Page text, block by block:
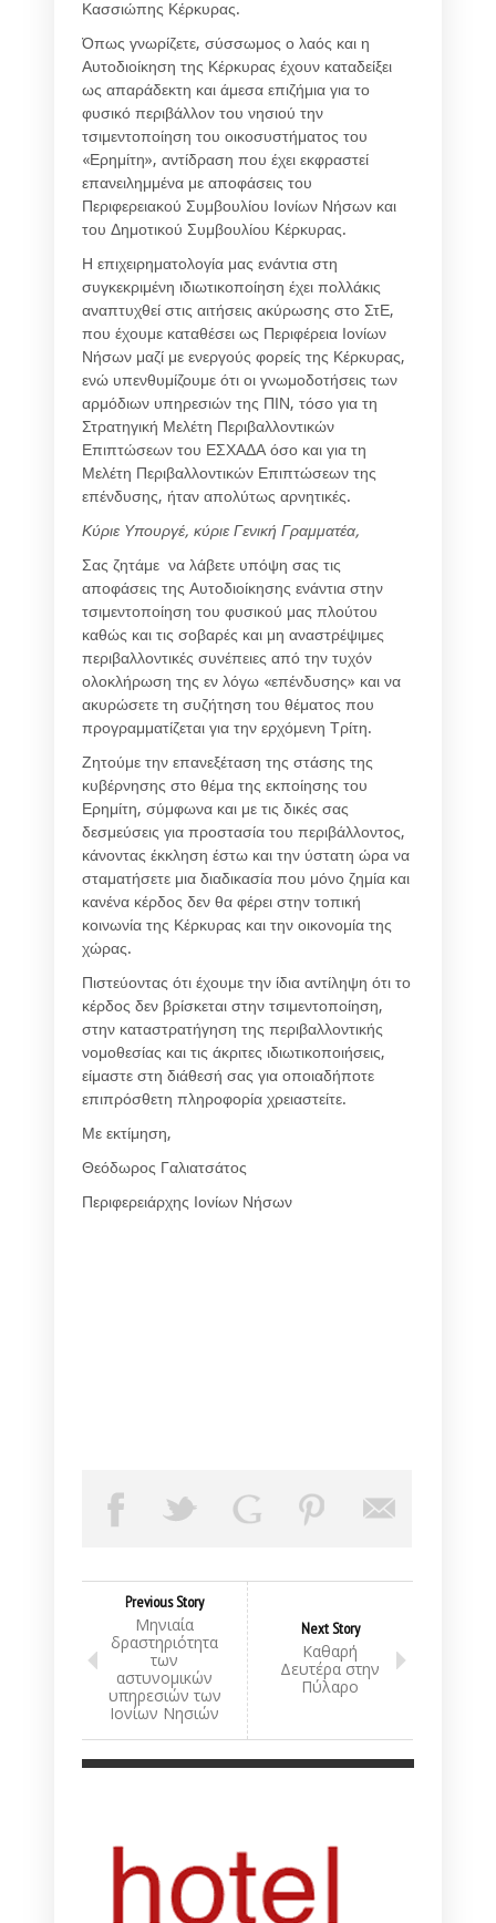
Κασσιώπης Κέρκυρας.
Όπως γνωρίζετε, σύσσωμος ο λαός και η
Αυτοδιοίκηση της Κέρκυρας έχουν καταδείξει
ως απαράδεκτη και άμεσα επιζήμια για το
φυσικό περιβάλλον του νησιού την
τσιμεντοποίηση του οικοσυστήματος του
«Ερημίτη», αντίδραση που έχει εκφραστεί
επανειλημμένα με αποφάσεις του
Περιφερειακού Συμβουλίου Ιονίων Νήσων και
του Δημοτικού Συμβουλίου Κέρκυρας.
Η επιχειρηματολογία μας ενάντια στη
συγκεκριμένη ιδιωτικοποίηση έχει πολλάκις
αναπτυχθεί στις αιτήσεις ακύρωσης στο ΣτΕ,
που έχουμε καταθέσει ως Περιφέρεια Ιονίων
Νήσων μαζί με ενεργούς φορείς της Κέρκυρας,
ενώ υπενθυμίζουμε ότι οι γνωμοδοτήσεις των
αρμόδιων υπηρεσιών της ΠΙΝ, τόσο για τη
Στρατηγική Μελέτη Περιβαλλοντικών
Επιπτώσεων του ΕΣΧΑΔΑ όσο και για τη
Μελέτη Περιβαλλοντικών Επιπτώσεων της
επένδυσης, ήταν απολύτως αρνητικές.
Κύριε Υπουργέ, κύριε Γενική Γραμματέα,
Σας ζητάμε να λάβετε υπόψη σας τις
αποφάσεις της Αυτοδιοίκησης ενάντια στην
τσιμεντοποίηση του φυσικού μας πλούτου
καθώς και τις σοβαρές και μη αναστρέψιμες
περιβαλλοντικές συνέπειες από την τυχόν
ολοκλήρωση της εν λόγω «επένδυσης» και να
ακυρώσετε τη συζήτηση του θέματος που
προγραμματίζεται για την ερχόμενη Τρίτη.
Ζητούμε την επανεξέταση της στάσης της
κυβέρνησης στο θέμα της εκποίησης του
Ερημίτη, σύμφωνα και με τις δικές σας
δεσμεύσεις για προστασία του περιβάλλοντος,
κάνοντας έκκληση έστω και την ύστατη ώρα να
σταματήσετε μια διαδικασία που μόνο ζημία και
κανένα κέρδος δεν θα φέρει στην τοπική
κοινωνία της Κέρκυρας και την οικονομία της
χώρας.
Πιστεύοντας ότι έχουμε την ίδια αντίληψη ότι το
κέρδος δεν βρίσκεται στην τσιμεντοποίηση,
στην καταστρατήγηση της περιβαλλοντικής
νομοθεσίας και τις άκριτες ιδιωτικοποιήσεις,
είμαστε στη διάθεσή σας για οποιαδήποτε
επιπρόσθετη πληροφορία χρειαστείτε.
Με εκτίμηση,
Θεόδωρος Γαλιατσάτος
Περιφερειάρχης Ιονίων Νήσων
Previous Story
Μηνιαία
δραστηριότητα
των
αστυνομικών
υπηρεσιών των
Ιονίων Νησιών
Next Story
Καθαρή
Δευτέρα στην
Πύλαρο